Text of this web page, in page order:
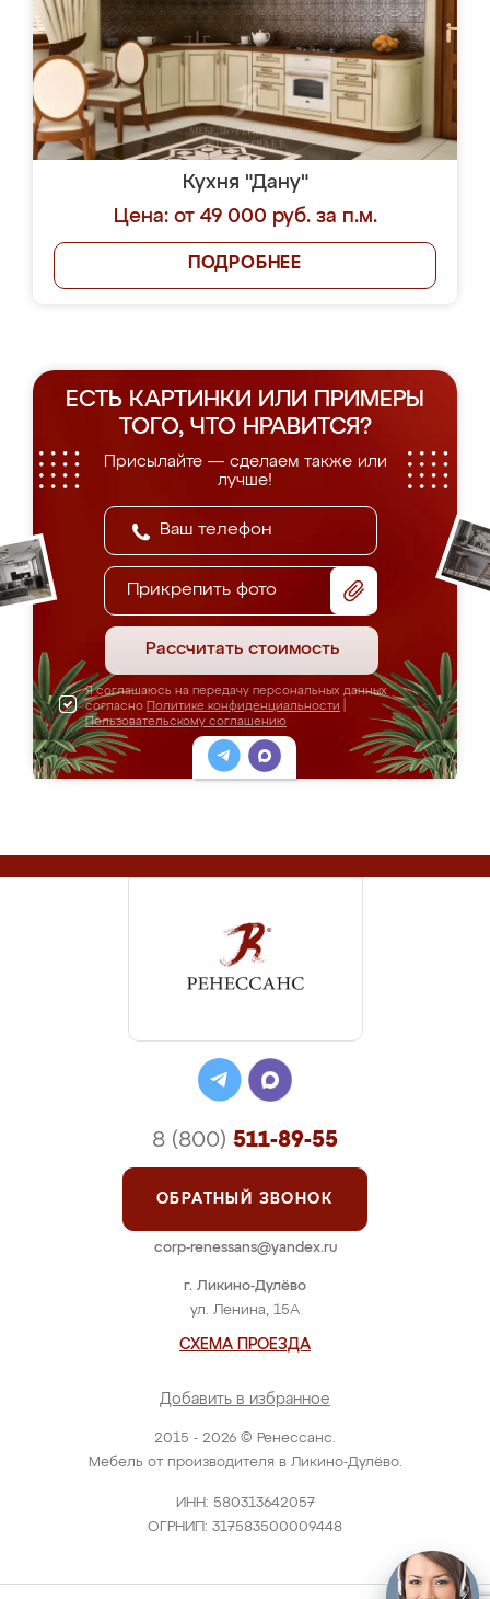
Кухня "Дану"
Цена: от 49 000 руб. за п.м.
ПОДРОБНЕЕ
ЕСТЬ КАРТИНКИ ИЛИ ПРИМЕРЫ
ТОГО, ЧТО НРАВИТСЯ?
Присылайте — сделаем также или
лучше!
Прикрепить фото
Рассчитать стоимость
Я соглашаюсь на передачу персональных данных
согласно Политике конфиденциальности
Пользовательскому соглашению
2015 - 2026 © Ренессанс.
Мебель от производителя в Ликино-Дулёво.
ИНН: 580313642057
ОГРНИП: 317583500009448
г. Ликино-Дулёво
ул. Ленина, 15А
СХЕМА ПРОЕЗДА
Добавить в избранное
8 (800) 511-89-55
ОБРАТНЫЙ ЗВОНОК
corp-renessans@yandex.ru